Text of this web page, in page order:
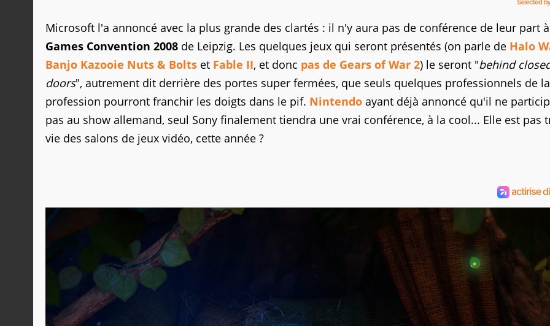
Microsoft l'a annoncé avec la plus grande des clartés : il n'y aura pas de conférence de leur part
Games Convention 2008 de Leipzig. Les quelques jeux qui seront présentés (on parle de Halo
Banjo Kazooie Nuts & Bolts et Fable II, et donc pas de Gears of War 2) le seront "behind
doors", autrement dit derrière des portes super fermées, que seuls quelques professionnels de la
profession pourront franchir les doigts dans le pif. Nintendo ayant déjà annoncé qu'il ne
pas au show allemand, seul Sony finalement tiendra une vrai conférence, à la cool... Elle est pas
vie des salons de jeux vidéo, cette année ?